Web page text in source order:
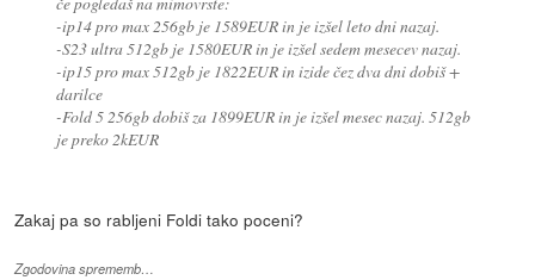
-ip14 pro max 256gb je 1589EUR in je izšel leto dni nazaj.
-S23 ultra 512gb je 1580EUR in je izšel sedem mesecev nazaj.
-ip15 pro max 512gb je 1822EUR in izide čez dva dni dobiš +
darilce
-Fold 5 256gb dobiš za 1899EUR in je izšel mesec nazaj. 512gb
je preko 2kEUR
Zakaj pa so rabljeni Foldi tako poceni?
Zgodovina sprememb…